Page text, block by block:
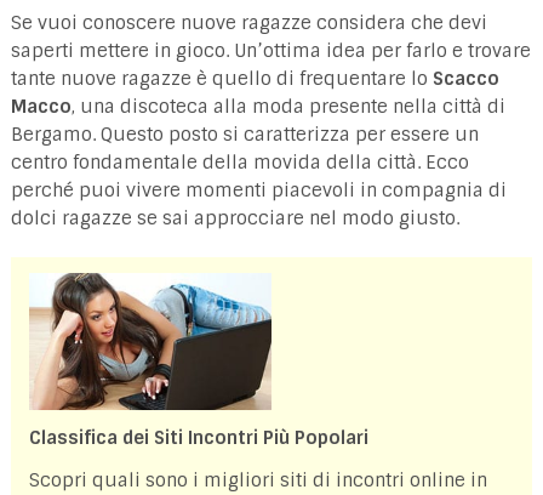
Se vuoi conoscere nuove ragazze considera che devi
saperti mettere in gioco. Un’ottima idea per farlo e trovare
tante nuove ragazze è quello di frequentare lo Scacco
Macco, una discoteca alla moda presente nella città di
Bergamo. Questo posto si caratterizza per essere un
centro fondamentale della movida della città. Ecco
perché puoi vivere momenti piacevoli in compagnia di
dolci ragazze se sai approcciare nel modo giusto.
Classifica dei Siti Incontri Più Popolari
Scopri quali sono i migliori siti di incontri online in